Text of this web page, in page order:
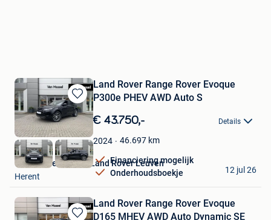
Bewaren
in
Mijn
Favorieten
Land Rover Range Rover Evoque
P300e PHEV AWD Auto S
€ 43.750,- Details
2024 46.697 km
Financiering mogelijk
Onderhoudsboekje
Van Mossel Jaguar Land Rover Leuven
Herent
12 jul 26
Land Rover Range Rover Evoque
D165 MHEV AWD Auto Dynamic SE